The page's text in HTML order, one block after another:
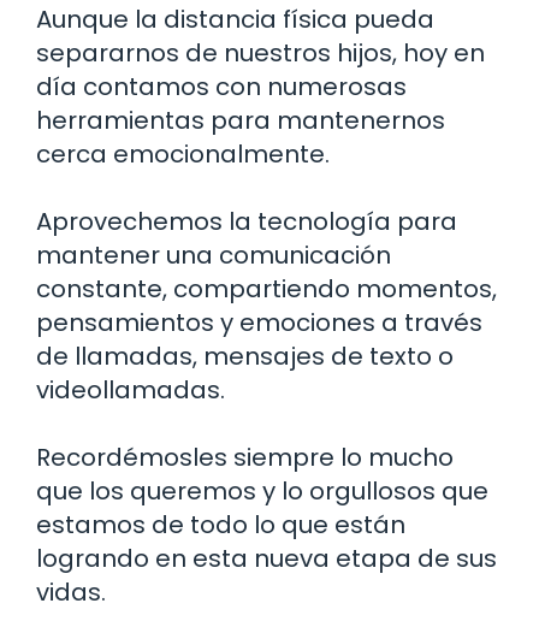
Aunque la distancia física pueda
separarnos de nuestros hijos, hoy en
día contamos con numerosas
herramientas para mantenernos
cerca emocionalmente.
Aprovechemos la tecnología para
mantener una comunicación
constante, compartiendo momentos,
pensamientos y emociones a través
de llamadas, mensajes de texto o
videollamadas.
Recordémosles siempre lo mucho
que los queremos y lo orgullosos que
estamos de todo lo que están
logrando en esta nueva etapa de sus
vidas.